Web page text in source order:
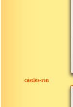
castles-ren